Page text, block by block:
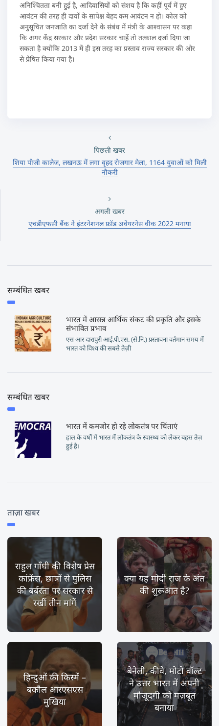
अनिश्चितता बनी हुई है, आदिवासियों को संशय है कि कहीं पूर्व में हुए
आवंटन की तरह ही दावों के सापेक्ष बेहद कम आवंटन न हो। कोल को
अनुसूचित जनजाति का दर्जा देने के संबंध में मंत्री के आश्वासन पर कहा
कि अगर केंद्र सरकार और प्रदेश सरकार चाहें तो तत्काल दर्जा दिया जा
सकता है क्योंकि 2013 में ही इस तरह का प्रस्ताव राज्य सरकार की ओर
से प्रेषित किया गया है।
पिछली खबर
शिया पीजी कालेज, लखनऊ में लगा वृहद रोजगार मेला, 1164 युवाओं को मिली
नौकरी
अगली खबर
एचडीएफसी बैंक ने इंटरनेशनल फ्रॉड अवेयरनेस वीक 2022 मनाया
सम्बंधित खबर
भारत में आसन्न आर्थिक संकट की प्रकृति और इसके
संभावित प्रभाव
एस आर दारापुरी आई.पी.एस. (से.नि.) प्रस्तावना वर्तमान समय में
भारत को विश्व की सबसे तेज़ी
सम्बंधित खबर
भारत में कमजोर हो रहे लोकतंत्र पर चिंताएं
हाल के वर्षों में भारत में लोकतंत्र के स्वास्थ्य को लेकर बहस तेज़
हुई है।
ताज़ा खबर
राहुल गाँधी की विशेष प्रेस
कांफ्रेंस, छात्रों से पुलिस
की बर्बरता पर सरकार से
रखीं तीन मांगें
क्या यह मोदी राज के अंत
की शुरूआत है?
हिन्दुओं की किस्में –
बकौल आरएसएस
मुखिया
बेनेली, कीवे, मोटो वॉल्ट
ने उत्तर भारत में अपनी
मौजूदगी को मज़बूत
बनाया